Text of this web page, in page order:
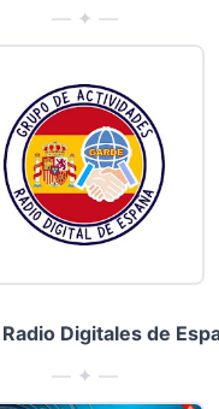
— ✦ —
Digitales de
— ✦ —